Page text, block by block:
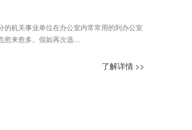
机关事业单位在办公室内常常用的到办公室
愈来愈多。假如再次选…
了解详情 >>